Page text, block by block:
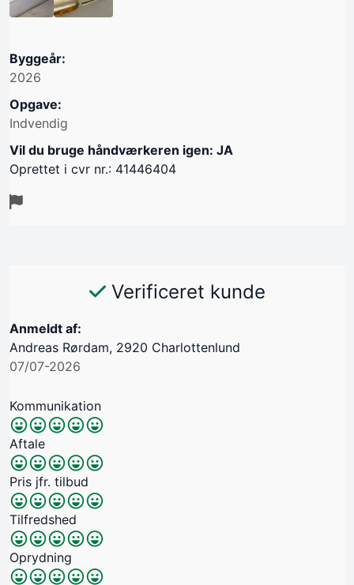
Byggeår:
2026
Opgave:
Indvendig
Vil du bruge håndværkeren igen: JA
Oprettet i cvr nr.: 41446404
Verificeret kunde
Anmeldt af:
Andreas Rørdam, 2920 Charlottenlund
07/07-2026
Kommunikation
Aftale
Pris jfr. tilbud
Tilfredshed
Oprydning